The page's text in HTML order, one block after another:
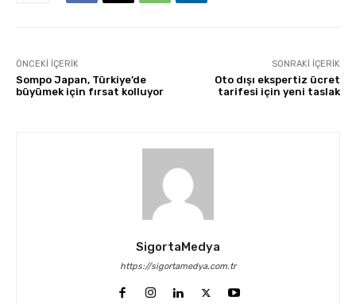
ÖNCEKI İÇERIK
Sompo Japan, Türkiye’de
büyümek için fırsat kolluyor
SONRAKI İÇERIK
Oto dışı ekspertiz ücret
tarifesi için yeni taslak
SigortaMedya
https://sigortamedya.com.tr